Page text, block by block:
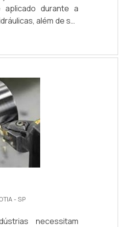
durante a
além de ser
em cilindros de
de disparo.O
em máquinas
em contato com a
passará pelo
é executado
se.
- SP
necessitam